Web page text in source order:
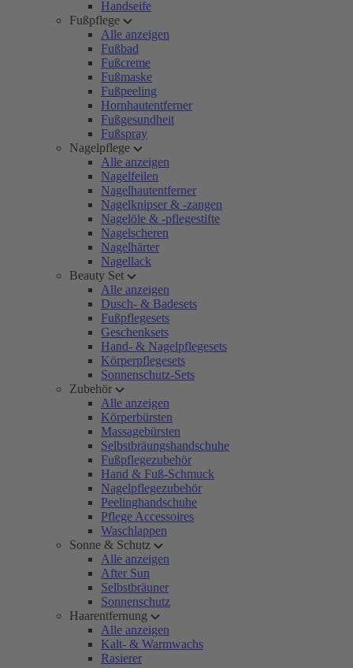
Handseife
Fußpflege
Alle anzeigen
Fußbad
Fußcreme
Fußmaske
Fußpeeling
Hornhautentferner
Fußgesundheit
Fußspray
Nagelpflege
Alle anzeigen
Nagelfeilen
Nagelhautentferner
Nagelknipser & -zangen
Nagelöle & -pflegestifte
Nagelscheren
Nagelhärter
Nagellack
Beauty Set
Alle anzeigen
Dusch- & Badesets
Fußpflegesets
Geschenksets
Hand- & Nagelpflegesets
Körperpflegesets
Sonnenschutz-Sets
Zubehör
Alle anzeigen
Körperbürsten
Massagebürsten
Selbstbräungshandschuhe
Fußpflegezubehör
Hand & Fuß-Schmuck
Nagelpflegezubehör
Peelinghandschuhe
Pflege Accessoires
Waschlappen
Sonne & Schutz
Alle anzeigen
After Sun
Selbstbräuner
Sonnenschutz
Haarentfernung
Alle anzeigen
Kalt- & Warmwachs
Rasierer